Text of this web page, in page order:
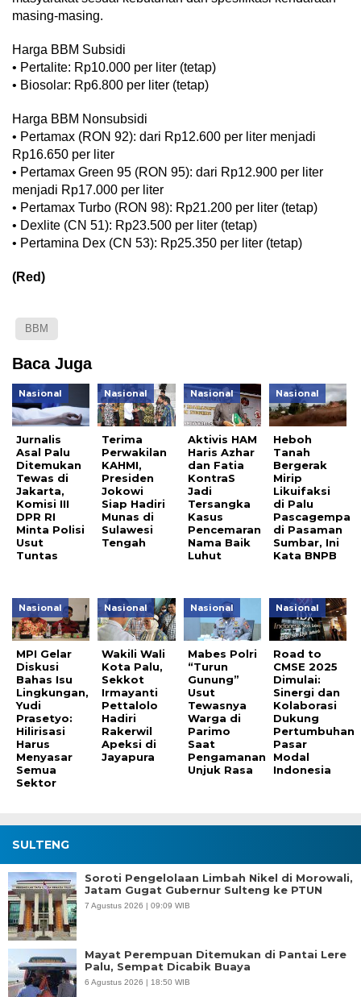
masing-masing.
Harga BBM Subsidi
• Pertalite: Rp10.000 per liter (tetap)
• Biosolar: Rp6.800 per liter (tetap)
Harga BBM Nonsubsidi
• Pertamax (RON 92): dari Rp12.600 per liter menjadi
Rp16.650 per liter
• Pertamax Green 95 (RON 95): dari Rp12.900 per liter
menjadi Rp17.000 per liter
• Pertamax Turbo (RON 98): Rp21.200 per liter (tetap)
• Dexlite (CN 51): Rp23.500 per liter (tetap)
• Pertamina Dex (CN 53): Rp25.350 per liter (tetap)
(Red)
BBM
Baca Juga
Nasional
Jurnalis
Asal Palu
Ditemukan
Tewas di
Jakarta,
Komisi III
DPR RI
Minta Polisi
Usut
Tuntas
Nasional
Terima
Perwakilan
KAHMI,
Presiden
Jokowi
Siap Hadiri
Munas di
Sulawesi
Tengah
Nasional
Aktivis HAM
Haris Azhar
dan Fatia
KontraS
Jadi
Tersangka
Kasus
Pencemaran
Nama Baik
Luhut
Nasional
Heboh
Tanah
Bergerak
Mirip
Likuifaksi
di Palu
Pascagempa
di Pasaman
Sumbar, Ini
Kata BNPB
Nasional
MPI Gelar
Diskusi
Bahas Isu
Lingkungan,
Yudi
Prasetyo:
Hilirisasi
Harus
Menyasar
Semua
Sektor
Nasional
Wakili Wali
Kota Palu,
Sekkot
Irmayanti
Pettalolo
Hadiri
Rakerwil
Apeksi di
Jayapura
Nasional
Mabes Polri
“Turun
Gunung”
Usut
Tewasnya
Warga di
Parimo
Saat
Pengamanan
Unjuk Rasa
Nasional
Road to
CMSE 2025
Dimulai:
Sinergi dan
Kolaborasi
Dukung
Pertumbuhan
Pasar
Modal
Indonesia
SULTENG
Soroti Pengelolaan Limbah Nikel di Morowali,
Jatam Gugat Gubernur Sulteng ke PTUN
7 Agustus 2026 | 09:09 WIB
Mayat Perempuan Ditemukan di Pantai Lere
Palu, Sempat Dicabik Buaya
6 Agustus 2026 | 18:50 WIB